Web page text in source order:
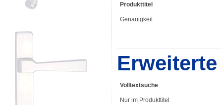
Produkttitel
Genauigkeit
Volltextsuche
Nur im Produkttitel